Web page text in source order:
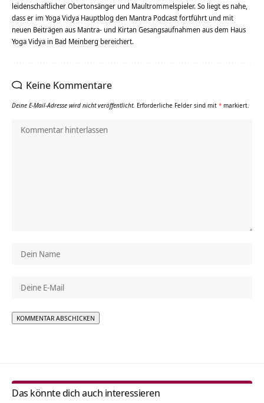
leidenschaftlicher Obertonsänger und Maultrommelspieler. So liegt es nahe,
dass er im Yoga Vidya Hauptblog den Mantra Podcast fortführt und mit
neuen Beiträgen aus Mantra- und Kirtan Gesangsaufnahmen aus dem Haus
Yoga Vidya in Bad Meinberg bereichert.
Keine Kommentare
Deine E-Mail-Adresse wird nicht veröffentlicht. Erforderliche Felder sind mit * markiert.
Das könnte dich auch interessieren